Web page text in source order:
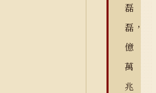
磊
磊，
億
萬
兆